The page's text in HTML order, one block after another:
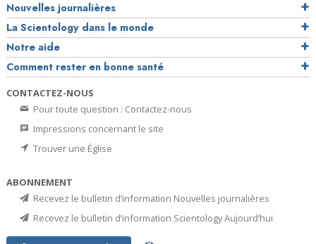
Nouvelles journalières
La Scientology dans le monde
Notre aide
Comment rester en bonne santé
CONTACTEZ-NOUS
Pour toute question : Contactez-nous
Impressions concernant le site
Trouver une Église
ABONNEMENT
Recevez le bulletin d’information Nouvelles journalières
Recevez le bulletin d’information Scientology Aujourd’hui